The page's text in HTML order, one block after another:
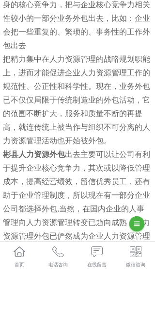
身的核心竞争力，把与企业核心竞争力相关
性较小的一部分业务外包出去，比如：企业
会把一些重复的、繁琐的、事务性的工作外
包出去
把精力集中在人力资源管理的战略规划职能
上，进而才能促进企业人力资源管理工作的
规范性、公正性和科学性。现在，业务外包
已不仅仅局限于传统制造业的外包活动，它
的范围不断扩大，服务和质量不断的再提
高，就连传统上被当作与组织不可分离的人
力资源管理活动也开始被外包。
彬县人力资源外包出去主要可以让公司有利
于提升企业核心竞争力，其次或以降低管理
成本，提高经营绩效，留信优秀员工，还有
助于企业管理制度，所以现在有一部分企业
公司都选择外包,当然，在国内企业的人事
管理向人力资源管理转变已趋向成熟，人力
资源管理外包已俨然成为企业人力资源管理
职能转变的方向，国内条件成熟的企业不妨
在这一崭新的领域作一番尝试。
咸阳社保代
首页 电话咨询 在线留言 微信咨询